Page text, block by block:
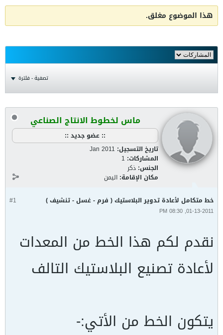
هذا الموضوع مغلق.
تصفية - فلترة
ماس لخطوط الانتاج الصناعي
:: عضو جديد ::
تاريخ التسجيل: Jan 2011
المشاركات: 1
الجنس: ذكر
مكان الإقامة: اليمن
#1 خط متكامل لأعادة تدوير البلاستيك ( فرم - غسل - تنشيف )
01-13-2011, 08:30 PM
نقدم لكم هذا الخط من المعدات
لأعادة تصنيع البلاستيك التالف
يتكون الخط من الأتي:-